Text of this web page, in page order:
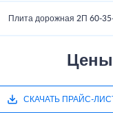
Плита дорожная 2П 60-
СКАЧАТЬ ПРАЙС-